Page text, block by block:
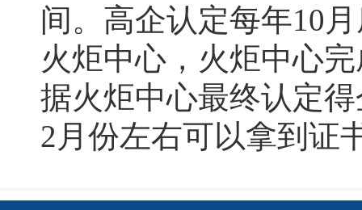
间。高企认定每年10
火炬中心，火炬中心
据火炬中心最终认定
2月份左右可以拿到证